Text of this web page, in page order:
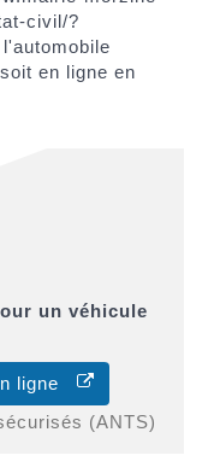
civil/?
en ligne en
un véhicule
ligne
(ANTS)